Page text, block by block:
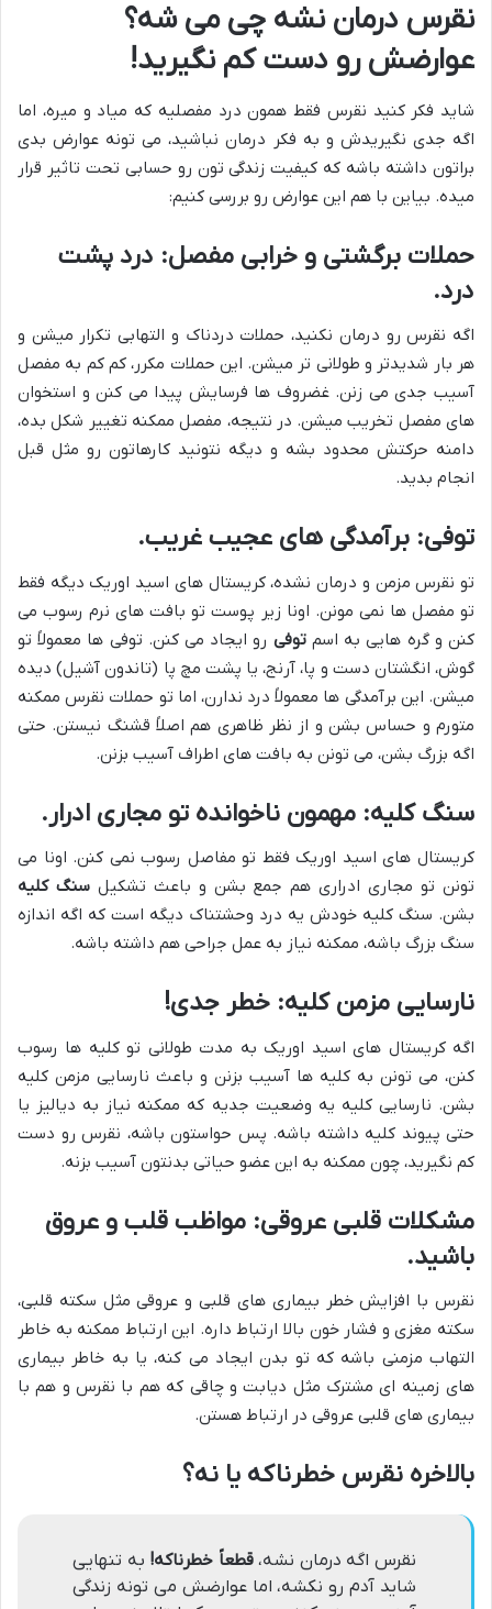
نقرس درمان نشه چی می شه؟
عوارضش رو دست کم نگیرید!
شاید فکر کنید نقرس فقط همون درد مفصلیه که میاد و میره، اما
اگه جدی نگیریدش و به فکر درمان نباشید، می تونه عوارض بدی
براتون داشته باشه که کیفیت زندگی تون رو حسابی تحت تاثیر قرار
میده. بیاین با هم این عوارض رو بررسی کنیم:
حملات برگشتی و خرابی مفصل: درد پشت
درد.
اگه نقرس رو درمان نکنید، حملات دردناک و التهابی تکرار میشن و
هر بار شدیدتر و طولانی تر میشن. این حملات مکرر، کم کم به مفصل
آسیب جدی می زنن. غضروف ها فرسایش پیدا می کنن و استخوان
های مفصل تخریب میشن. در نتیجه، مفصل ممکنه تغییر شکل بده،
دامنه حرکتش محدود بشه و دیگه نتونید کارهاتون رو مثل قبل
انجام بدید.
توفی: برآمدگی های عجیب غریب.
تو نقرس مزمن و درمان نشده، کریستال های اسید اوریک دیگه فقط
تو مفصل ها نمی مونن. اونا زیر پوست تو بافت های نرم رسوب می
کنن و گره هایی به اسمتوفی رو ایجاد می کنن. توفی ها معمولاً تو
گوش، انگشتان دست و پا، آرنج، یا پشت مچ پا (تاندون آشیل) دیده
میشن. این برآمدگی ها معمولاً درد ندارن، اما تو حملات نقرس ممکنه
متورم و حساس بشن و از نظر ظاهری هم اصلاً قشنگ نیستن. حتی
اگه بزرگ بشن، می تونن به بافت های اطراف آسیب بزنن.
سنگ کلیه: مهمون ناخوانده تو مجاری ادرار.
کریستال های اسید اوریک فقط تو مفاصل رسوب نمی کنن. اونا می
تونن تو مجاری ادراری هم جمع بشن و باعث تشکیلسنگ کلیه
بشن. سنگ کلیه خودش یه درد وحشتناک دیگه است که اگه اندازه
سنگ بزرگ باشه، ممکنه نیاز به عمل جراحی هم داشته باشه.
نارسایی مزمن کلیه: خطر جدی!
اگه کریستال های اسید اوریک به مدت طولانی تو کلیه ها رسوب
کنن، می تونن به کلیه ها آسیب بزنن و باعث نارسایی مزمن کلیه
بشن. نارسایی کلیه یه وضعیت جدیه که ممکنه نیاز به دیالیز یا
حتی پیوند کلیه داشته باشه. پس حواستون باشه، نقرس رو دست
کم نگیرید، چون ممکنه به این عضو حیاتی بدنتون آسیب بزنه.
مشکلات قلبی عروقی: مواظب قلب و عروق
باشید.
نقرس با افزایش خطر بیماری های قلبی و عروقی مثل سکته قلبی،
سکته مغزی و فشار خون بالا ارتباط داره. این ارتباط ممکنه به خاطر
التهاب مزمنی باشه که تو بدن ایجاد می کنه، یا به خاطر بیماری
های زمینه ای مشترک مثل دیابت و چاقی که هم با نقرس و هم با
بیماری های قلبی عروقی در ارتباط هستن.
بالاخره نقرس خطرناکه یا نه؟
نقرس اگه درمان نشه،قطعاً خطرناکه! به تنهایی
شاید آدم رو نکشه، اما عوارضش می تونه زندگی